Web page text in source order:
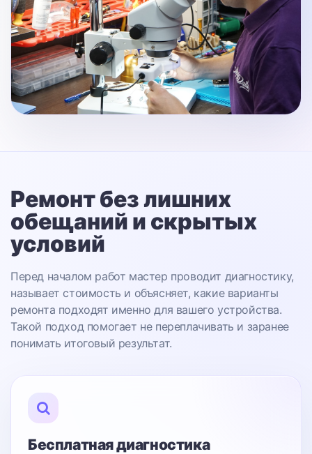
Ремонт без лишних
обещаний и скрытых
условий
Перед началом работ мастер проводит диагностику,
называет стоимость и объясняет, какие варианты
ремонта подходят именно для вашего устройства.
Такой подход помогает не переплачивать и заранее
понимать итоговый результат.
Бесплатная диагностика